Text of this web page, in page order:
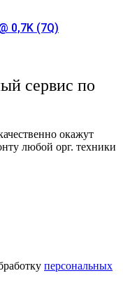
0,7K (7Q)
сервис по
окажут
любой орг. техники
персональных